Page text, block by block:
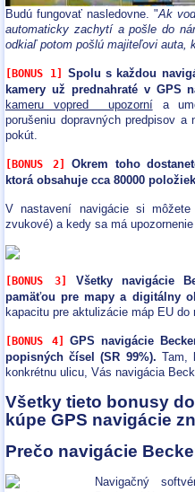
Budú fungovať nasledovne. "Ak
automaticky zachytí a pošle do
odkiaľ potom pošlú majiteľovi auta,
[BONUS 1]
Spolu s každou
kamery už prednahraté v GPS
kameru vopred upozornía
porušeniu dopravných predpisov a
pokút.
[BONUS 2]
Okrem toho
ktorá obsahuje cca 80000
V nastavení navigácie si môžete
zvukové) a kedy sa má
[BONUS 3]
Všetky navigácie
pamäťou pre mapy a digitálny
kapacitu pre aktulizácie máp EU do
[BONUS 4]
GPS navigácie
popisných čísel (SR 99%). Tam,
konkrétnu ulicu, Vás navigácia
Všetky tieto bonusy
kúpe GPS navigácie
Prečo navigácie
Navigačný